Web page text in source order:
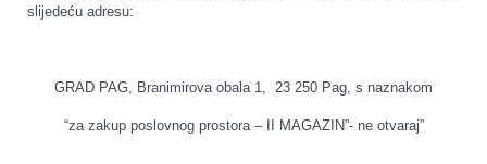
slijedeću adresu:
GRAD PAG, Branimirova obala 1, 23 250 Pag, s naznakom
“za zakup poslovnog prostora – II MAGAZIN”- ne otvaraj”